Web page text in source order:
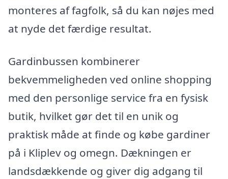
monteres af fagfolk, så du kan nøjes med
at nyde det færdige resultat.
Gardinbussen kombinerer
bekvemmeligheden ved online shopping
med den personlige service fra en fysisk
butik, hvilket gør det til en unik og
praktisk måde at finde og købe gardiner
på i Kliplev og omegn. Dækningen er
landsdækkende og giver dig adgang til